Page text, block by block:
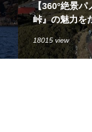
【360°絶景パ
峠』の魅力を
18015 view